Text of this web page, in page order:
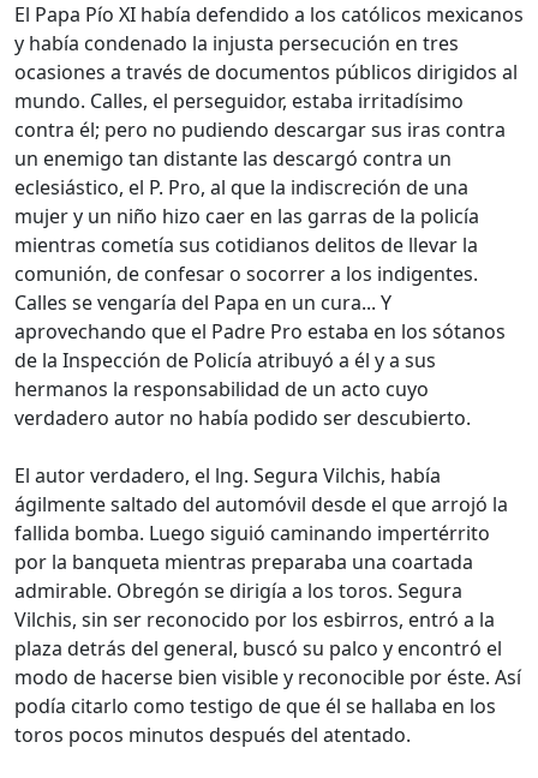
El Papa Pío XI había defendido a los católicos mexicanos
y había condenado la injusta persecución en tres
ocasiones a través de documentos públicos dirigidos al
mundo. Calles, el perseguidor, estaba irritadísimo
contra él; pero no pudiendo descargar sus iras contra
un enemigo tan distante las descargó contra un
eclesiástico, el P. Pro, al que la indiscreción de una
mujer y un niño hizo caer en las garras de la policía
mientras cometía sus cotidianos delitos de llevar la
comunión, de confesar o socorrer a los indigentes.
Calles se vengaría del Papa en un cura... Y
aprovechando que el Padre Pro estaba en los sótanos
de la Inspección de Policía atribuyó a él y a sus
hermanos la responsabilidad de un acto cuyo
verdadero autor no había podido ser descubierto.
El autor verdadero, el lng. Segura Vilchis, había
ágilmente saltado del automóvil desde el que arrojó la
fallida bomba. Luego siguió caminando impertérrito
por la banqueta mientras preparaba una coartada
admirable. Obregón se dirigía a los toros. Segura
Vilchis, sin ser reconocido por los esbirros, entró a la
plaza detrás del general, buscó su palco y encontró el
modo de hacerse bien visible y reconocible por éste. Así
podía citarlo como testigo de que él se hallaba en los
toros pocos minutos después del atentado.